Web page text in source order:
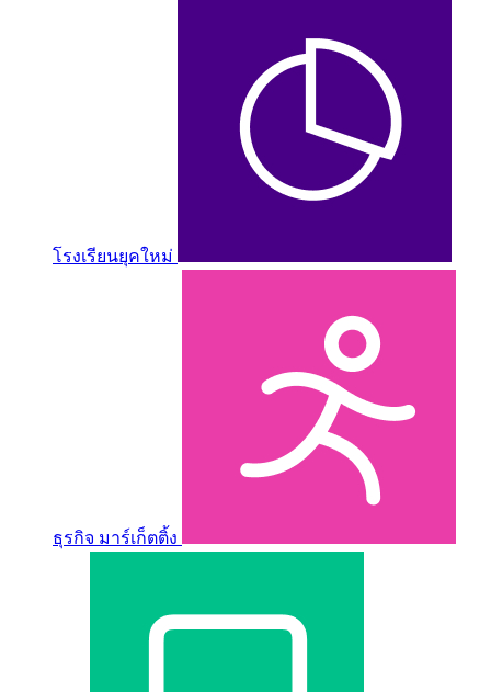
โรงเรียนยุคใหม่
ธุรกิจ มาร์เก็ตติ้ง